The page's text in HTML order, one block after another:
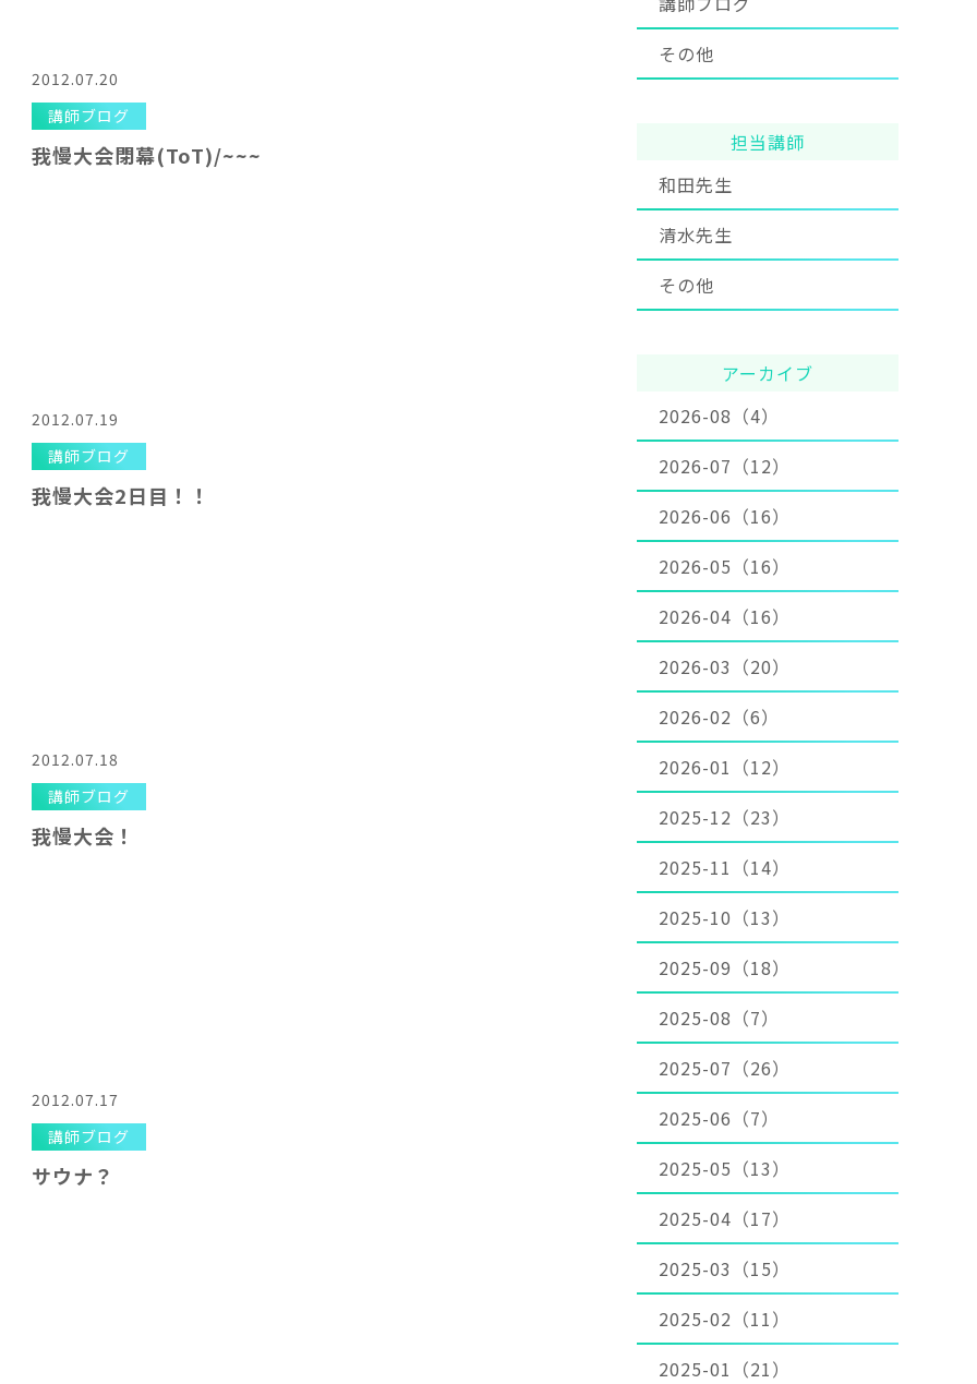
2012.07.20
講師ブログ
我慢大会閉幕(ToT)/~~~
2012.07.19
講師ブログ
我慢大会2日目！！
2012.07.18
講師ブログ
我慢大会！
2012.07.17
講師ブログ
サウナ？
その他
担当講師
和田先生
清水先生
その他
アーカイブ
2026-08（4）
2026-07（12）
2026-06（16）
2026-05（16）
2026-04（16）
2026-03（20）
2026-02（6）
2026-01（12）
2025-12（23）
2025-11（14）
2025-10（13）
2025-09（18）
2025-08（7）
2025-07（26）
2025-06（7）
2025-05（13）
2025-04（17）
2025-03（15）
2025-02（11）
2025-01（21）